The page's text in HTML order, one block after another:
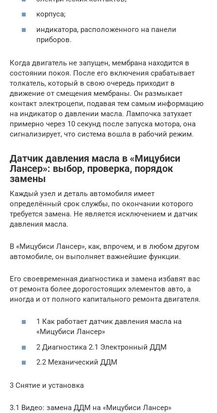
корпуса;
индикатора, расположенного на панели
приборов.
Когда двигатель не запущен, мембрана находится в
состоянии покоя. После его включения срабатывает
толкатель, который в свою очередь приходит в
движение от смещения мембраны. Он размыкает
контакт электроцепи, подавая тем самым информацию
на индикатор о давлении масла. Лампочка затухает
примерно через 10 секунд после запуска мотора, она
сигнализирует, что система вошла в рабочий режим.
Датчик давления масла в «Мицубиси
Лансер»: выбор, проверка, порядок
замены
Каждый узел и деталь автомобиля имеет
определённый срок службы, по окончании которого
требуется замена. Не является исключением и датчик
давления масла.
В «Мицубиси Лансер», как, впрочем, и в любом другом
автомобиле, он выполняет важнейшие функции.
Его своевременная диагностика и замена избавят вас
от ремонта более дорогостоящих элементов авто, а
иногда и от полного капитального ремонта двигателя.
1 Как работает датчик давления масла на
«Мицубиси Лансер»
2 Диагностика 2.1 Электронный ДДМ
2.2 Механический ДДМ
3 Снятие и установка
3.1 Видео: замена ДДМ на «Мицубиси Лансер»